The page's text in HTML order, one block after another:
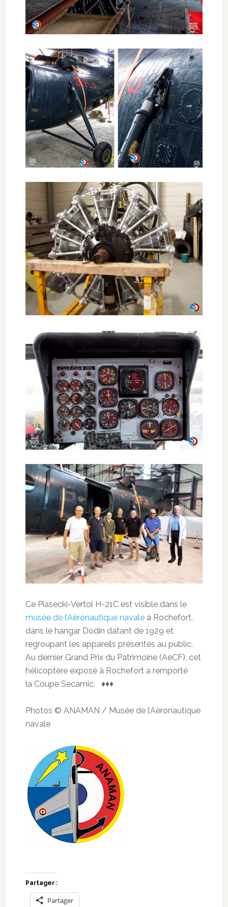
Ce Piasecki-Vertol H-21C est visible dans le
musée de l’Aéronautique navaleà Rochefort,
dans le hangar Dodin datant de 1929 et
regroupant les appareils présentés au public.
Au dernier Grand Prix du Patrimoine (AeCF), cet
hélicoptère exposé à Rochefort a remporté
la Coupe Secamic. ♦♦♦
Photos © ANAMAN / Musée de l’Aéronautique
navale
Partager :
Partager